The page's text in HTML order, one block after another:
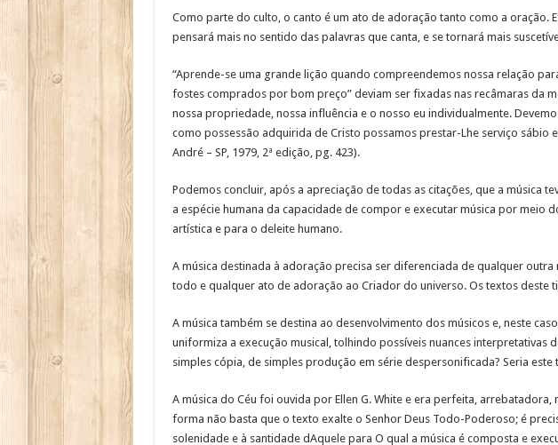
Como parte do culto, o canto é um ato de adoração tanto como a oração.
pensará mais no sentido das palavras que canta, e se tornará mais
“Aprende-se uma grande lição quando compreendemos nossa relação
fostes comprados por bom preço” deviam ser fixadas nas recâmaras da
nossa propriedade, nossa influência e o nosso eu individualmente.
como possessão adquirida de Cristo possamos prestar-Lhe serviço sábio e
André – SP, 1979, 2ª edição, pg. 423).
Podemos concluir, após a apreciação de todas as citações, que a música
a espécie humana da capacidade de compor e executar música por meio
artística e para o deleite humano.
A música destinada à adoração precisa ser diferenciada de qualquer
todo e qualquer ato de adoração ao Criador do universo. Os textos deste
A música também se destina ao desenvolvimento dos músicos e, neste
uniformiza a execução musical, tolhindo possíveis nuances
simples cópia, de simples produção em série despersonificada? Seria
A música do Céu foi ouvida por Ellen G. White e era perfeita,
forma não basta que o texto exalte o Senhor Deus Todo-Poderoso; é
solenidade e à santidade dAquele para O qual a música é composta e